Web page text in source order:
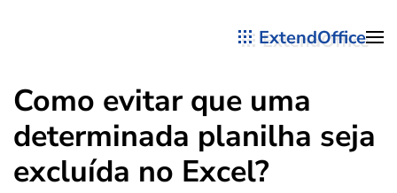
ExtendOffice
Como evitar que uma
determinada planilha seja
excluída no Excel?